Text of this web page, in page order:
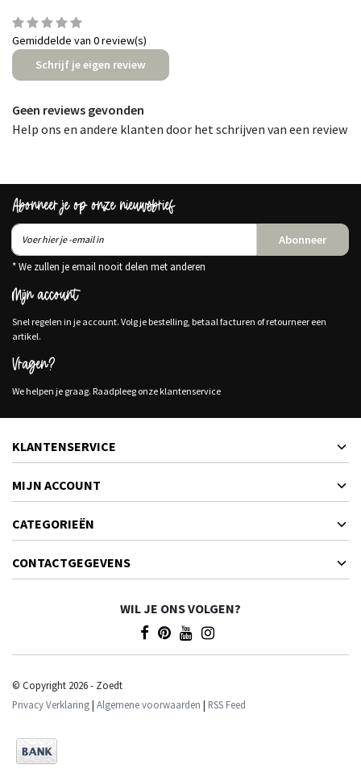
Gemiddelde van 0 review(s)
Schrijf je eigen review
Geen reviews gevonden
Help ons en andere klanten door het schrijven van een review
Abonneer je op onze nieuwsbrief
Abonneer
* We zullen je email nooit delen met anderen
Mijn account
Snel regelen in je account. Volg je bestelling, betaal facturen of retourneer een
artikel.
Vragen?
We helpen je graag. Raadpleeg onze klantenservice
KLANTENSERVICE
MIJN ACCOUNT
CATEGORIEËN
CONTACTGEGEVENS
WIL JE ONS VOLGEN?
© Copyright 2026 - Zoedt
Privacy Verklaring| Algemene voorwaarden | RSS Feed